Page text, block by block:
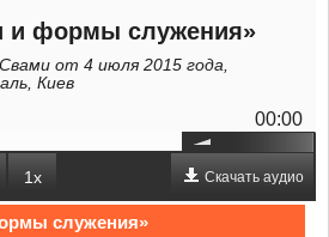
и формы служения»
от 4 июля 2015 года,
Киев
00:00
1x Скачать аудио
служения»